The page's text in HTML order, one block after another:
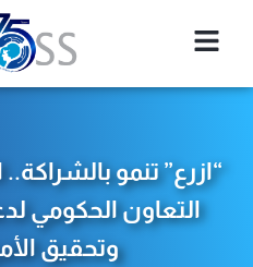
“ازرع” تنمو بالشراكة..
التعاون الحكومي
وتحقيق